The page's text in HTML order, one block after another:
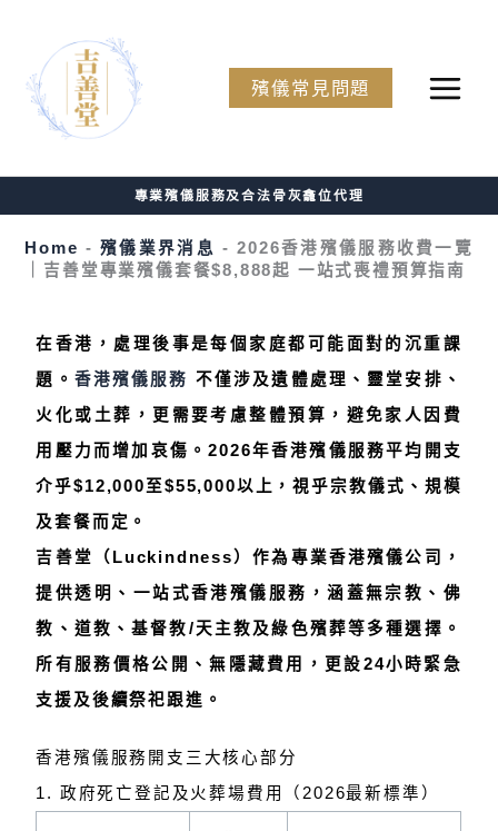
content
殯儀常見問題
專業殯儀服務及合法骨灰龕位代理
Home -殯儀業界消息 -2026香港殯儀服務收費一覽
｜吉善堂專業殯儀套餐$8,888起 一站式喪禮預算指南
在香港，處理後事是每個家庭都可能面對的沉重課
題。 香港殯儀服務 不僅涉及遺體處理、靈堂安排、
火化或土葬，更需要考慮整體預算，避免家人因費
用壓力而增加哀傷。2026年香港殯儀服務平均開支
介乎$12,000至$55,000以上，視乎宗教儀式、規模
及套餐而定。
吉善堂（Luckindness）作為專業香港殯儀公司，
提供透明、一站式香港殯儀服務 ，涵蓋無宗教、佛
教、道教、基督教/天主教及綠色殯葬等多種選擇。
所有服務價格公開、無隱藏費用，更設24小時緊急
支援及後續祭祀跟進。
香港殯儀服務開支三大核心部分
1. 政府死亡登記及火葬場費用（2026最新標準）
No
menu